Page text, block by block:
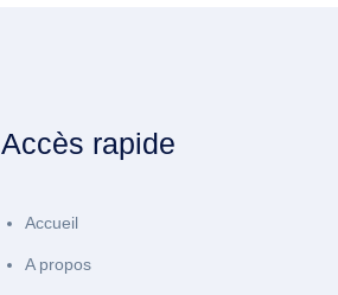
Accès rapide
Accueil
A propos